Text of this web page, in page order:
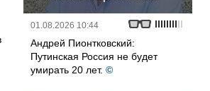
01.08.2026 10:44
Андрей Пионтковский:
Путинская Россия не будет
умирать 20 лет. ©